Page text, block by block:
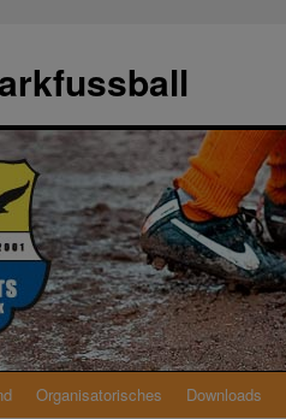
Organisatorisches Downloads